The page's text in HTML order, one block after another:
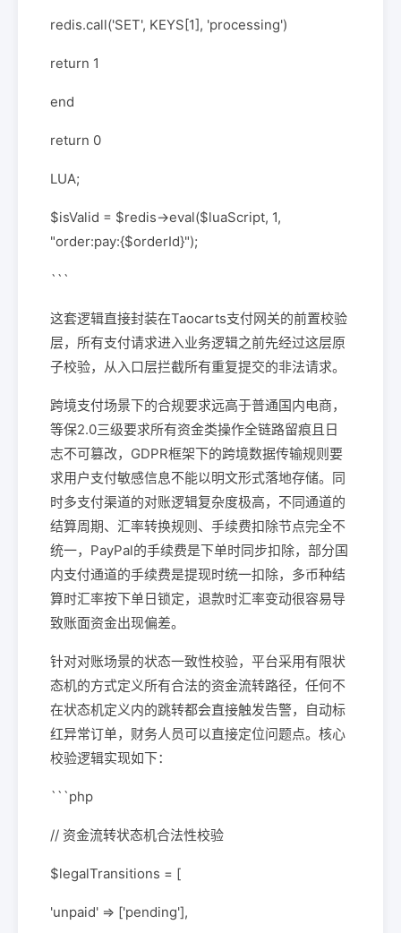
redis.call('SET', KEYS[1], 'processing')
return 1
end
return 0
LUA;
$isValid = $redis->eval($luaScript, 1,
"order:pay:{$orderId}");
```
这套逻辑直接封装在Taocarts支付网关的前置校验
层，所有支付请求进入业务逻辑之前先经过这层原
子校验，从入口层拦截所有重复提交的非法请求。
跨境支付场景下的合规要求远高于普通国内电商，
等保2.0三级要求所有资金类操作全链路留痕且日
志不可篡改，GDPR框架下的跨境数据传输规则要
求用户支付敏感信息不能以明文形式落地存储。同
时多支付渠道的对账逻辑复杂度极高，不同通道的
结算周期、汇率转换规则、手续费扣除节点完全不
统一，PayPal的手续费是下单时同步扣除，部分国
内支付通道的手续费是提现时统一扣除，多币种结
算时汇率按下单日锁定，退款时汇率变动很容易导
致账面资金出现偏差。
针对对账场景的状态一致性校验，平台采用有限状
态机的方式定义所有合法的资金流转路径，任何不
在状态机定义内的跳转都会直接触发告警，自动标
红异常订单，财务人员可以直接定位问题点。核心
校验逻辑实现如下：
```php
// 资金流转状态机合法性校验
$legalTransitions = [
'unpaid' => ['pending'],